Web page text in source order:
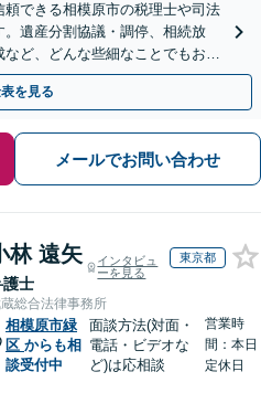
頼できる相模原市の税理士や司法
遺産分割協議・調停、相続放
ど、どんな些細なことでもお気
可】【橋本駅6分】
を見る
メールでお問い合わせ
林 遠矢
護士
インタビュ
ーを見る
東京都
総合法律事務所
相模原市緑
区 からも相
談受付中
面談方法(対面・
電話・ビデオな
ど)は応相談
営業時
間：本日
定休日